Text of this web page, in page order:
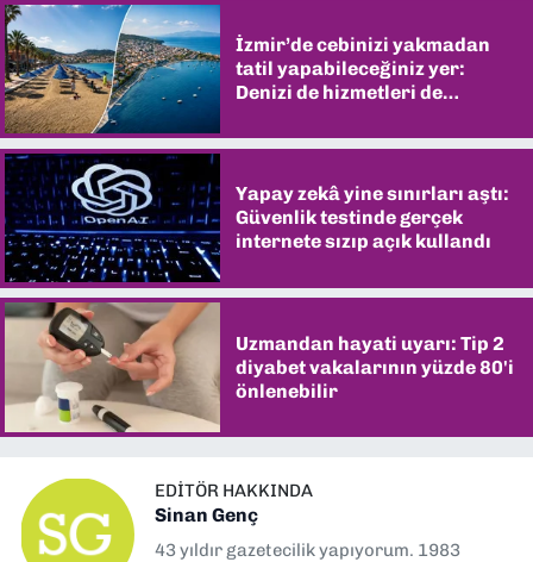
İzmir’de cebinizi yakmadan
tatil yapabileceğiniz yer:
Denizi de hizmetleri de
Yapay zekâ yine sınırları aştı:
Güvenlik testinde gerçek
internete sızıp açık kullandı
Uzmandan hayati uyarı: Tip 2
diyabet vakalarının yüzde 80'i
önlenebilir
EDITÖR HAKKINDA
Sinan Genç
43 yıldır gazetecilik yapıyorum. 1983